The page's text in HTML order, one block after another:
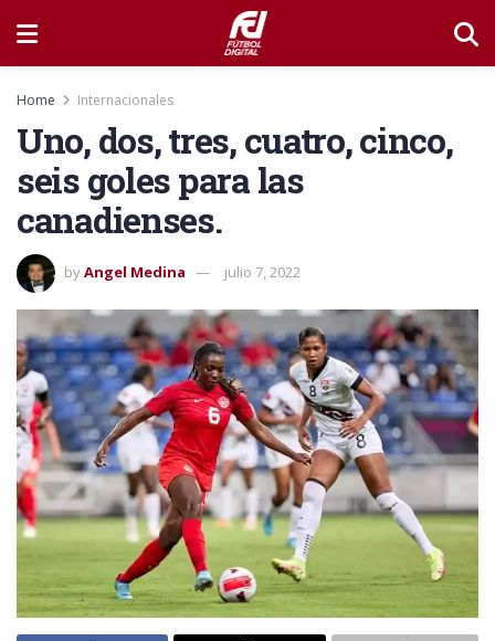
Home Internacionales
Uno, dos, tres, cuatro, cinco,
seis goles para las
canadienses.
byAngel Medina julio 7, 2022